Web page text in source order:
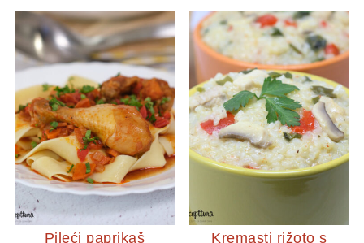
Pileći paprikaš Kremasti rižoto s